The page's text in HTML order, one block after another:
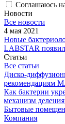
Соглашаюсь
Новости
Все новости
4 мая 2021
Новые
LABSTAR
Статьи
Все статьи
Диско-
рекомендациям
Как бактерии
механизм
Бытовые
Компания